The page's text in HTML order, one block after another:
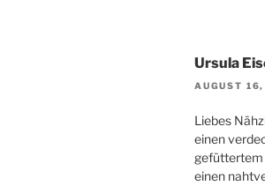
Ursula
AUGUST
Lie­bes
einen
gefüt­ter­tem
einen